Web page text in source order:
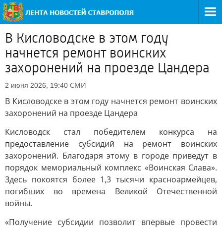
В Кисловодске в этом году
начнется ремонт воинских
захоронений на проезде Цандера
2 июня 2026, 19:40 СМИ
В Кисловодске в этом году начнется ремонт воинских
захоронений на проезде Цандера
Кисловодск стал победителем конкурса на
предоставление субсидий на ремонт воинских
захоронений. Благодаря этому в городе приведут в
порядок мемориальный комплекс «Воинская Слава».
Здесь покоятся более 1,3 тысячи красноармейцев,
погибших во времена Великой Отечественной
войны.
«Получение субсидии позволит впервые провести